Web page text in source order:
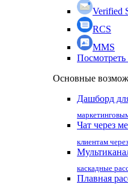
Verified
RCS
MMS
Посмотреть
Основные
Дашборд
Чат через
клиентам
каскадные
Плавная